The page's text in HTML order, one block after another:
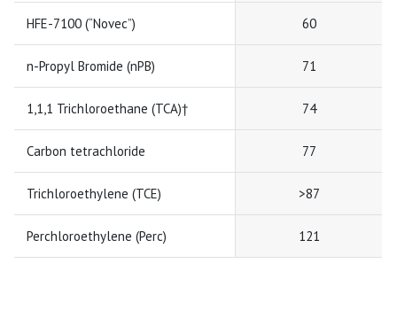
HFE-7100 (“Novec”) 60
n-Propyl Bromide (nPB) 71
1,1,1 Trichloroethane (TCA)† 74
Carbon tetrachloride 77
Trichloroethylene (TCE) >87
Perchloroethylene (Perc) 121